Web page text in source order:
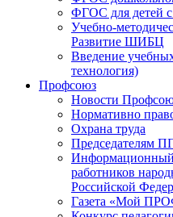
ФГОС для детей
Учебно-
Развитие ШИБЦ
Введение
технология)
Профсоюз
Новости
Нормативно
Охрана труда
Председателям
работников
Российской
Газета «Мой